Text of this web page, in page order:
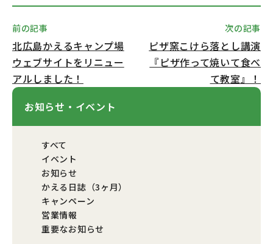
お知らせ・イベント
すべて
イベント
お知らせ
かえる日誌（3ヶ月）
キャンペーン
営業情報
重要なお知らせ
前の記事
北広島かえるキャンプ場
ウェブサイトをリニュー
アルしました！
次の記事
ピザ窯こけら落とし講演
『ピザ作って焼いて食べ
て教室』！